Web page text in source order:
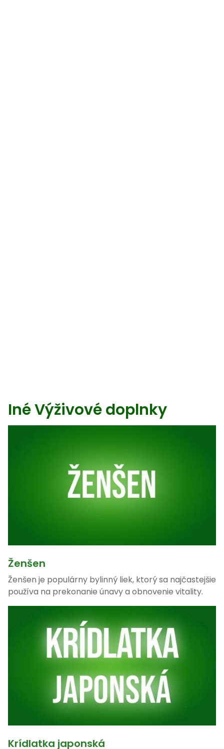
Iné Výživové doplnky
Ženšen
Ženšen je populárny bylinný liek, ktorý sa najčastejšie
používa na prekonanie únavy a obnovenie vitality.
Krídlatka japonská